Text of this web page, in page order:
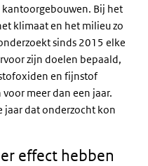
Bij het
klimaat en het milieu zo
sinds 2015 elke
zijn doelen bepaald,
en fijnstof
meer dan een jaar.
jaar dat onderzocht kon
effect hebben